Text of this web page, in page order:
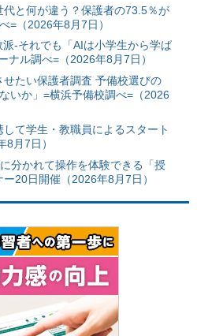
と何が違う？保護者の73.5％が
=（2026年8月7日）
-それでも「AIは小学生から学ば
ナル調べ=（2026年8月7日）
たい保護者調査 予備校選びの
いか」=横浜予備校調べ=（2026
て学生・教職員によるスタート
月7日）
分かれて操作を体験できる「授
20日開催（2026年8月7日）